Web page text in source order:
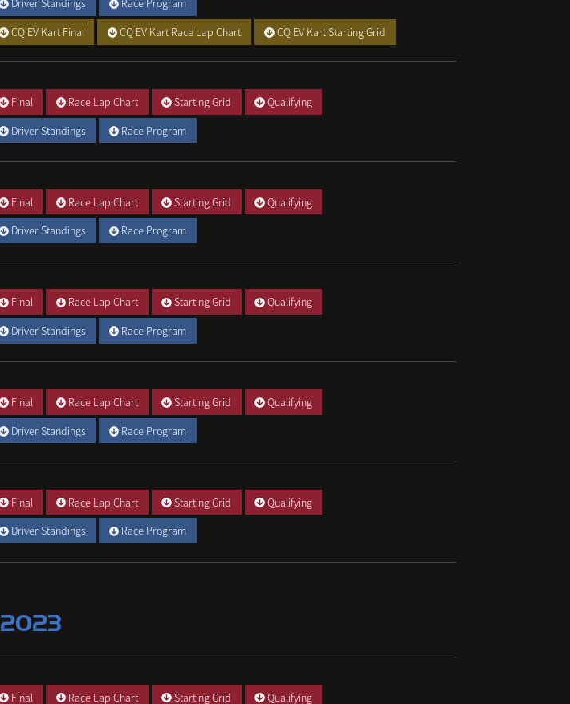
Driver Standings
Race Program
CQ EV Kart Final
CQ EV Kart Race Lap Chart CQ EV Kart Starting Grid
Final Race Lap Chart Starting Grid
Qualifying
Driver Standings
Race Program
Final Race Lap Chart Starting Grid
Qualifying
Driver Standings
Race Program
Final Race Lap Chart Starting Grid
Qualifying
Driver Standings
Race Program
Final Race Lap Chart Starting Grid
Qualifying
Driver Standings
Race Program
Final Race Lap Chart Starting Grid
Qualifying
Driver Standings
Race Program
2023
Final Race Lap Chart Starting Grid Qualifying